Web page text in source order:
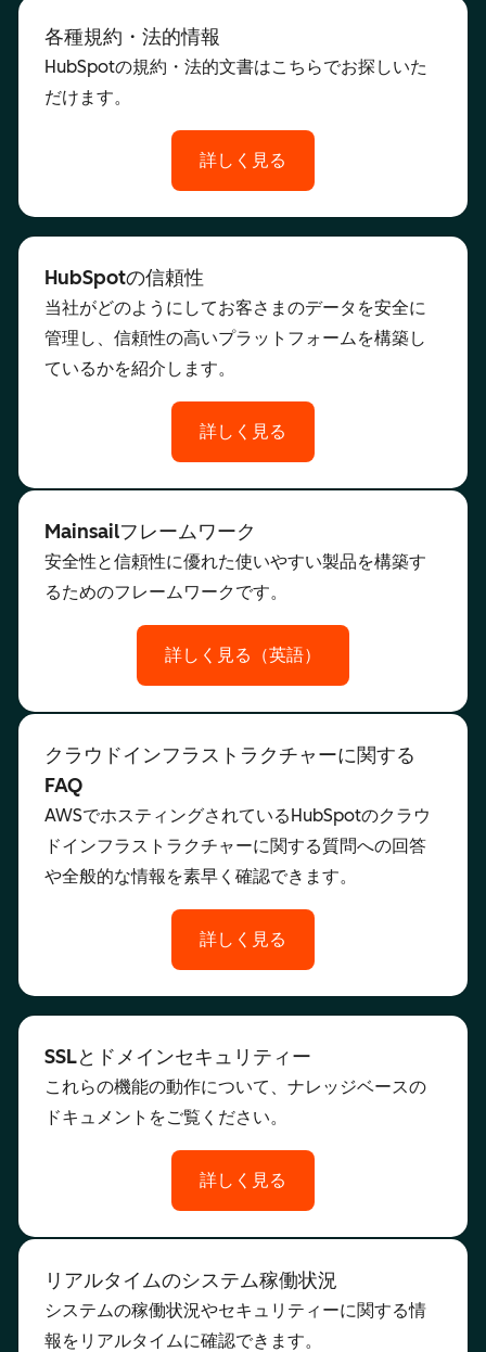
各種規約・法的情報
HubSpotの規約・法的文書はこちらでお探しいた
だけます。
詳しく見る
HubSpotの信頼性
当社がどのようにしてお客さまのデータを安全に
管理し、信頼性の高いプラットフォームを構築し
ているかを紹介します。
詳しく見る
Mainsailフレームワーク
安全性と信頼性に優れた使いやすい製品を構築す
るためのフレームワークです。
詳しく見る（英語）
クラウドインフラストラクチャーに関する
FAQ
AWSでホスティングされているHubSpotのクラウ
ドインフラストラクチャーに関する質問への回答
や全般的な情報を素早く確認できます。
詳しく見る
SSLとドメインセキュリティー
これらの機能の動作について、ナレッジベースの
ドキュメントをご覧ください。
詳しく見る
リアルタイムのシステム稼働状況
システムの稼働状況やセキュリティーに関する情
報をリアルタイムに確認できます。